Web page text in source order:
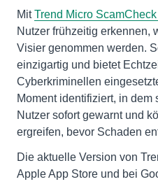
MitTrend Micro
Nutzer frühzeitig erkennen,
Visier genommen werden.
einzigartig und bietet
Cyberkriminellen
Moment identifiziert, in dem
Nutzer sofort gewarnt und
ergreifen, bevor Schaden
Die aktuelle Version von
Apple App Store und bei